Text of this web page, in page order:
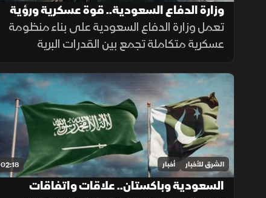
وزارة الدفاع السعودية.. قوة عسكرية ورؤية
تواكب التطورات
تعمل وزارة الدفاع السعودية على بناء منظومة
عسكرية متكاملة تجمع بين القدرات البرية
والجوية والبحرية والدفاع الجوي والردع
الصاروخي، إلى جانب التدريب والتأهيل وتطوير
التسليح وتوطين الصناعات الدفاعية.
02:18 الشرق للأخبار أخبار
السعودية وباكستان.. علاقات واتفاقات